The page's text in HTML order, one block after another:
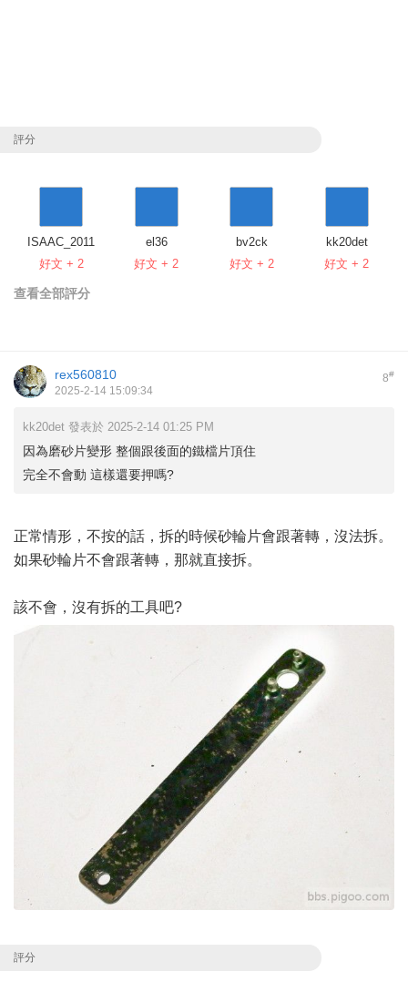
評分
ISAAC_2011
好文 + 2
el36
好文 + 2
bv2ck
好文 + 2
kk20det
好文 + 2
查看全部評分
8#
rex560810
2025-2-14 15:09:34
kk20det 發表於 2025-2-14 01:25 PM
因為磨砂片變形 整個跟後面的鐵檔片頂住
完全不會動 這樣還要押嗎?
正常情形，不按的話，拆的時候砂輪片會跟著轉，沒法拆。
如果砂輪片不會跟著轉，那就直接拆。
該不會，沒有拆的工具吧?
評分